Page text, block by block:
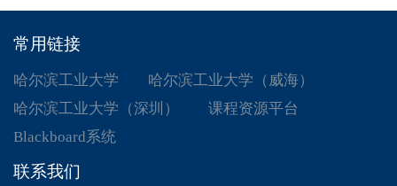
常用链接
哈尔滨工业大学
哈尔滨工业大学（威海）
哈尔滨工业大学（深圳）
课程资源平台
Blackboard系统
联系我们